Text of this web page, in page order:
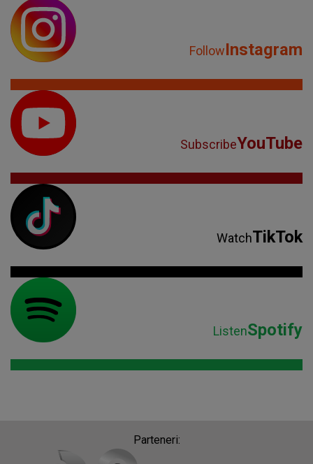
FollowInstagram
SubscribeYouTube
WatchTikTok
ListenSpotify
Parteneri: